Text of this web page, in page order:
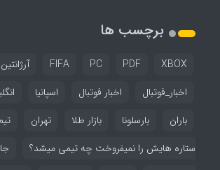
برچسب ها
FIFA PC PDF XBOX
آرژانتین
اخبار_فوتبال
اخبار فوتبال اسپانیا
باران
بارسلونا بازار طلا تهران
ستاره هایش را نمیفروخت چه تیمی میشد؟